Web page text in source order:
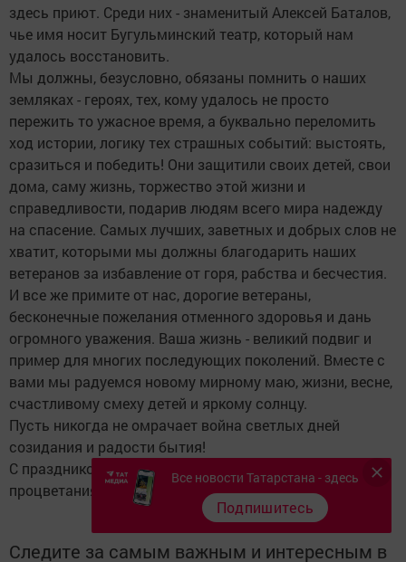
здесь приют. Среди них - знаменитый Алексей Баталов,
чье имя носит Бугульминский театр, который нам
удалось восстановить.
Мы должны, безусловно, обязаны помнить о наших
земляках - героях, тех, кому удалось не просто
пережить то ужасное время, а буквально переломить
ход истории, логику тех страшных событий: выстоять,
сразиться и победить! Они защитили своих детей, свои
дома, саму жизнь, торжество этой жизни и
справедливости, подарив людям всего мира надежду
на спасение. Самых лучших, заветных и добрых слов не
хватит, которыми мы должны благодарить наших
ветеранов за избавление от горя, рабства и бесчестия.
И все же примите от нас, дорогие ветераны,
бесконечные пожелания отменного здоровья и дань
огромного уважения. Ваша жизнь - великий подвиг и
пример для многих последующих поколений. Вместе с
вами мы радуемся новому мирному маю, жизни, весне,
счастливому смеху детей и яркому солнцу.
Пусть никогда не омрачает война светлых дней
созидания и радости бытия!
С праздником, бугульминцы! Мира, добра и
процветания вам и вашим семьям!
Следите за самым важным и интересным в
Все новости Татарстана - здесь
Подпишитесь